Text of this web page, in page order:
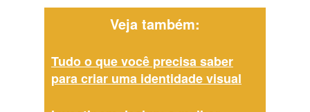
Veja também:
Tudo o que você precisa saber
para criar uma identidade visual